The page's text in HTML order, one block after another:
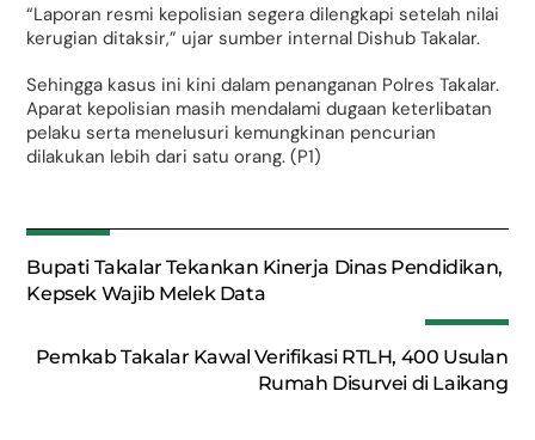
“Laporan resmi kepolisian segera dilengkapi setelah nilai
kerugian ditaksir,” ujar sumber internal Dishub Takalar.
Sehingga kasus ini kini dalam penanganan Polres Takalar.
Aparat kepolisian masih mendalami dugaan keterlibatan
pelaku serta menelusuri kemungkinan pencurian
dilakukan lebih dari satu orang. (P1)
Bupati Takalar Tekankan Kinerja Dinas Pendidikan,
Kepsek Wajib Melek Data
Pemkab Takalar Kawal Verifikasi RTLH, 400 Usulan
Rumah Disurvei di Laikang